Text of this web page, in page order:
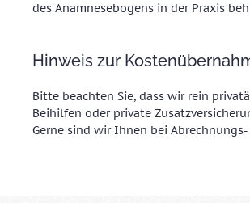
des Anamnesebogens in der Praxis
Hinweis zur
Bitte beachten Sie, dass wir rein
Beihilfen oder private
Gerne sind wir Ihnen bei